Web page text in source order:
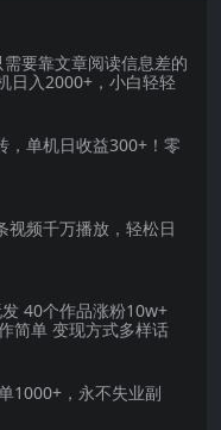
要靠文章阅读信息差的
日入2000+，小白轻轻
，单机日收益300+！零
视频千万播放，轻松日
1000+，永不失业副